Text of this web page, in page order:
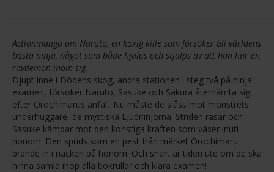
Actionmanga om Naruto, en kaxig kille som försöker bli världens
bästa ninja, något som både hjälps och stjälps av att han har en
rävdemon inom sig.
Djupt inne i Dödens skog, andra stationen i steg två på ninja-
examen, försöker Naruto, Sasuke och Sakura återhämta sig
efter Orochimarus anfall. Nu måste de slåss mot monstrets
underhuggare, de mystiska Ljudninjorna. Striden rasar och
Sasuke kämpar mot den konstiga kraften som växer inuti
honom. Den sprids som en pest från märket Orochimaru
brände in i nacken på honom. Och snart är tiden ute om de ska
hinna samla ihop alla bokrullar och klara examen!